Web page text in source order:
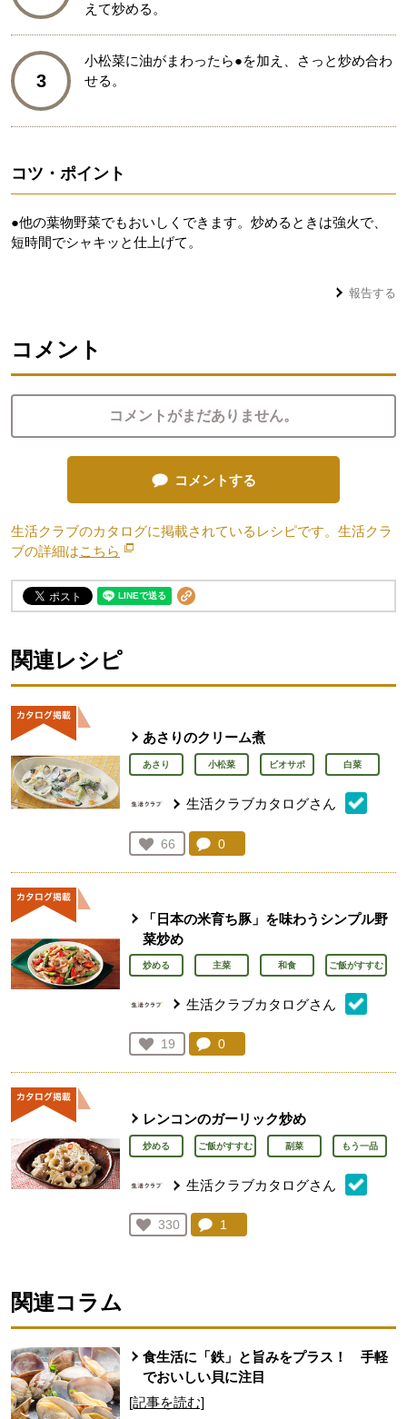
えて炒める。
3
小松菜に油がまわったら●を加え、さっと炒め合わ
せる。
コツ・ポイント
●他の葉物野菜でもおいしくできます。炒めるときは強火で、
短時間でシャキッと仕上げて。
報告する
コメント
コメントがまだありません。
コメントする
生活クラブのカタログに掲載されているレシピです。生活クラ
ブの詳細はこちら 別のウィンドウで開きます。
関連レシピ
あさりのクリーム煮
あさり 小松菜 ビオサポ 白菜
生活クラブカタログさん
お気に入り登録：
66
人が登録
コメント：
0
「日本の米育ち豚」を味わうシンプル野
菜炒め
炒める 主菜 和食 ご飯がすすむ
生活クラブカタログさん
お気に入り登録：
19
人が登録
コメント：
0
レンコンのガーリック炒め
炒める ご飯がすすむ 副菜 もう一品
生活クラブカタログさん
お気に入り登録：
330
人が登録
コメント：
1
関連コラム
食生活に「鉄」と旨みをプラス！ 手軽
でおいしい貝に注目
[記事を読む]